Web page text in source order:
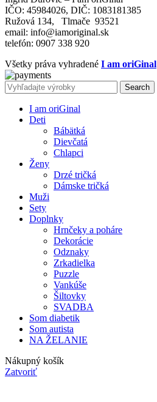
IČO: 45984026, DIČ: 1083181385
Ružová 134, Tlmače 93521
email: info@iamoriginal.sk
telefón: 0907 338 920
Všetky práva vyhradené I am oriGinal
Search
I am oriGinal
Deti
Bábätká
Dievčatá
Chlapci
Ženy
Drzé tričká
Dámske tričká
Muži
Sety
Doplnky
Hrnčeky a poháre
Dekorácie
Odznaky
Zrkadielka
Puzzle
Vankúše
Šiltovky
SVADBA
Som diabetik
Som autista
NA ŽELANIE
Nákupný košík
Zatvoriť